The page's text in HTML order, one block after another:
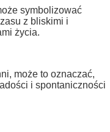
symbolizować
z bliskimi i
życia.
może to oznaczać,
i spontaniczności